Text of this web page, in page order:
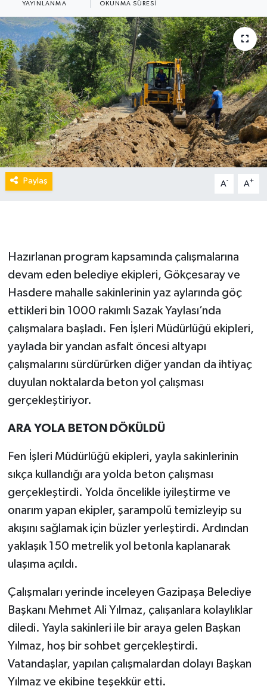
YAYINLANMA OKUNMA SÜRESI
Paylaş A- A+
Hazırlanan program kapsamında çalışmalarına
devam eden belediye ekipleri, Gökçesaray ve
Hasdere mahalle sakinlerinin yaz aylarında göç
ettikleri bin 1000 rakımlı Sazak Yaylası’nda
çalışmalara başladı. Fen İşleri Müdürlüğü ekipleri,
yaylada bir yandan asfalt öncesi altyapı
çalışmalarını sürdürürken diğer yandan da ihtiyaç
duyulan noktalarda beton yol çalışması
gerçekleştiriyor.
ARA YOLA BETON DÖKÜLDÜ
Fen İşleri Müdürlüğü ekipleri, yayla sakinlerinin
sıkça kullandığı ara yolda beton çalışması
gerçekleştirdi. Yolda öncelikle iyileştirme ve
onarım yapan ekipler, şarampolü temizleyip su
akışını sağlamak için büzler yerleştirdi. Ardından
yaklaşık 150 metrelik yol betonla kaplanarak
ulaşıma açıldı.
Çalışmaları yerinde inceleyen Gazipaşa Belediye
Başkanı Mehmet Ali Yılmaz, çalışanlara kolaylıklar
diledi. Yayla sakinleri ile bir araya gelen Başkan
Yılmaz, hoş bir sohbet gerçekleştirdi.
Vatandaşlar, yapılan çalışmalardan dolayı Başkan
Yılmaz ve ekibine teşekkür etti.